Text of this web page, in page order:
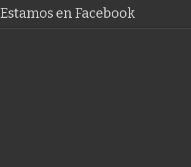
Estamos en Facebook